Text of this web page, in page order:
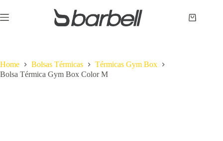
para
o
Carrinho
Home Bolsas Térmicas
Térmicas Gym Box
Bolsa Térmica Gym Box Color M